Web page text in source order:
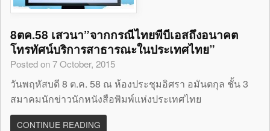
8ตค.58 เสวนา”จากกรณีไทยพีบีเอสถึงอนาคต
โทรทัศน์บริการสาธารณะในประเทศไทย”
Posted on 7 October, 2015
วันพฤหัสบดี 8 ต.ค. 58 ณ ห้องประชุมอิศรา อมันตกุล ชั้น 3
สมาคมนักข่าวนักหนังสือพิมพ์แห่งประเทศไทย
CONTINUE READING